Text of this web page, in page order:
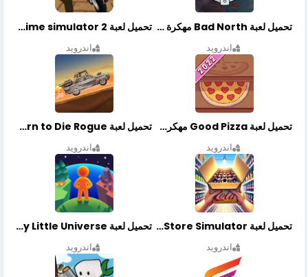
تحميل لعبة Bad North مهكرة آخر إصدار
اندرويد
تحميل لعبة Vegas crime simulator 2 مهكرة اخر اصدار
اندرويد
تحميل لعبة Good Pizza مهكرة اخر اصدار
اندرويد
تحميل لعبة Earn to Die Rogue مهكرة اخر اصدار
اندرويد
تحميل لعبة Retail Store Simulator مهكرة اخر اصدار
اندرويد
تحميل لعبة My Little Universe مهكرة أخر إصدار
اندرويد